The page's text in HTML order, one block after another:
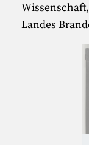
Landes